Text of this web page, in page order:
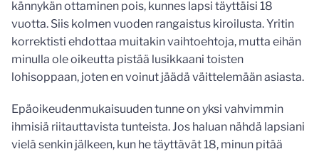
kännykän ottaminen pois, kunnes lapsi täyttäisi 18
vuotta. Siis kolmen vuoden rangaistus kiroilusta. Yritin
korrektisti ehdottaa muitakin vaihtoehtoja, mutta eihän
minulla ole oikeutta pistää lusikkaani toisten
lohisoppaan, joten en voinut jäädä väittelemään asiasta.
Epäoikeudenmukaisuuden tunne on yksi vahvimmin
ihmisiä riitauttavista tunteista. Jos haluan nähdä lapsiani
vielä senkin jälkeen, kun he täyttävät 18, minun pitää